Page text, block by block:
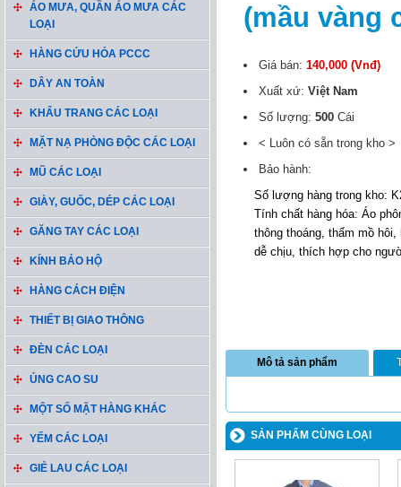
ÁO MƯA, QUẦN ÁO MƯA CÁC
LOẠI
HÀNG CỨU HỎA PCCC
DÂY AN TOÀN
KHẨU TRANG CÁC LOẠI
MẶT NẠ PHÒNG ĐỘC CÁC LOẠI
MŨ CÁC LOẠI
GIÀY, GUỐC, DÉP CÁC LOẠI
GĂNG TAY CÁC LOẠI
KÍNH BẢO HỘ
HÀNG CÁCH ĐIỆN
THIẾT BỊ GIAO THÔNG
ĐÈN CÁC LOẠI
ỦNG CAO SU
MỘT SỐ MẶT HÀNG KHÁC
YẾM CÁC LOẠI
GIẺ LAU CÁC LOẠI
(mầu vàng
Giá bán: 140,000 (Vnđ)
Xuất xứ: Việt Nam
Số lượng: 500 Cái
< Luôn có sẵn trong kho >
Bảo hành:
Số lượng hàng trong kho:
Tính chất hàng hóa: Áo
thông thoáng, thấm mồ
dễ chịu, thích hợp cho
Mô tả sản phẩm
SẢN PHẨM CÙNG LOẠI